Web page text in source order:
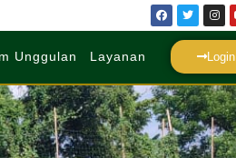
Unggulan Layanan Login